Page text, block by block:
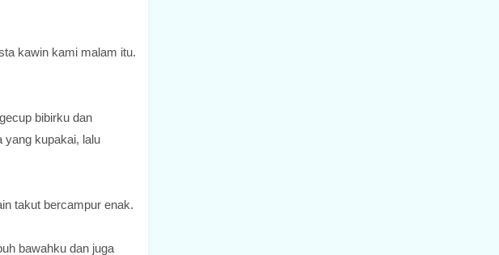
kawin kami malam itu.
bibirku dan
yang kupakai, lalu
takut bercampur enak.
bawahku dan juga